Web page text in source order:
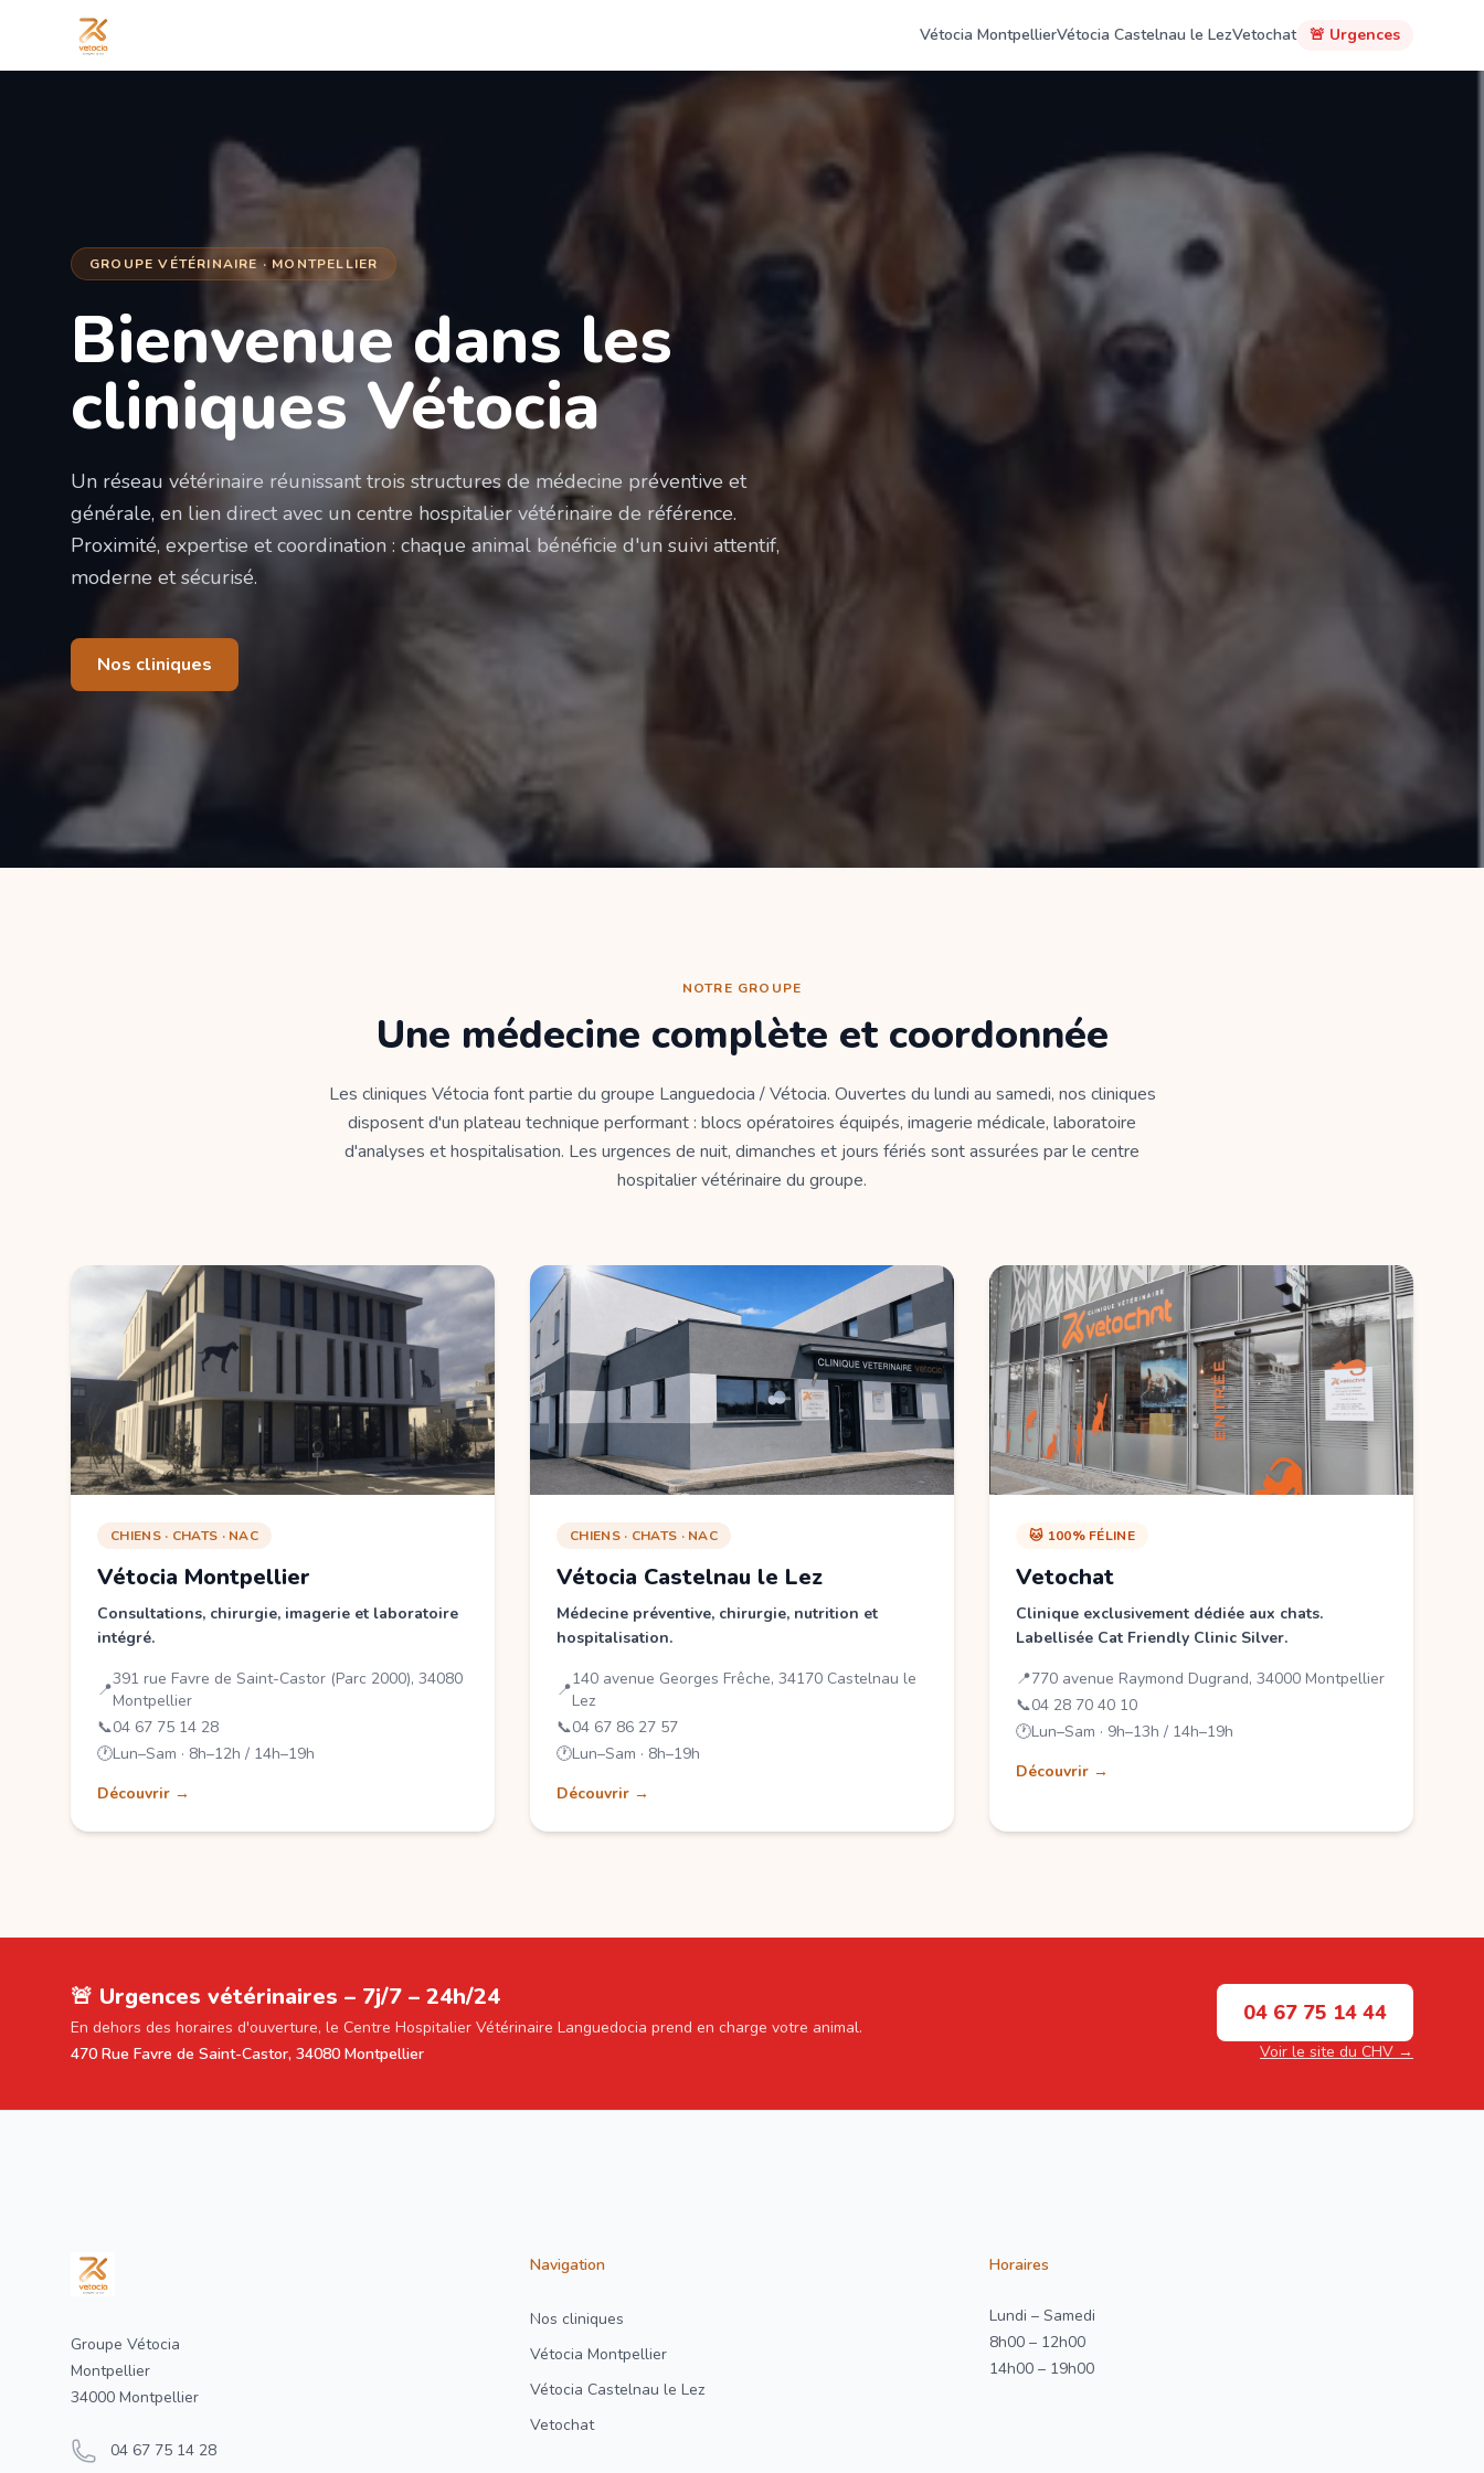
Vétocia MontpellierVétocia Castelnau le LezVetochat 🚨 Urgences
GROUPE VÉTÉRINAIRE · MONTPELLIER
Bienvenue dans les
cliniques Vétocia
Un réseau vétérinaire réunissant trois structures de médecine préventive et
générale, en lien direct avec un centre hospitalier vétérinaire de référence.
Proximité, expertise et coordination : chaque animal bénéficie d'un suivi attentif,
moderne et sécurisé.
Nos cliniques
NOTRE GROUPE
Une médecine complète et coordonnée
Les cliniques Vétocia font partie du groupe Languedocia / Vétocia. Ouvertes du lundi au samedi, nos cliniques
disposent d'un plateau technique performant : blocs opératoires équipés, imagerie médicale, laboratoire
d'analyses et hospitalisation. Les urgences de nuit, dimanches et jours fériés sont assurées par le centre
hospitalier vétérinaire du groupe.
CHIENS · CHATS · NAC
Vétocia Montpellier
Consultations, chirurgie, imagerie et laboratoire
intégré.
📍
391 rue Favre de Saint-Castor (Parc 2000), 34080
Montpellier
📞04 67 75 14 28
🕐Lun–Sam · 8h–12h / 14h–19h
Découvrir →
CHIENS · CHATS · NAC
Vétocia Castelnau le Lez
Médecine préventive, chirurgie, nutrition et
hospitalisation.
📍
140 avenue Georges Frêche, 34170 Castelnau le
Lez
📞04 67 86 27 57
🕐Lun–Sam · 8h–19h
Découvrir →
🐱 100% FÉLINE
Vetochat
Clinique exclusivement dédiée aux chats.
Labellisée Cat Friendly Clinic Silver.
📍770 avenue Raymond Dugrand, 34000 Montpellier
📞04 28 70 40 10
🕐Lun–Sam · 9h–13h / 14h–19h
Découvrir →
🚨 Urgences vétérinaires – 7j/7 – 24h/24
En dehors des horaires d'ouverture, le Centre Hospitalier Vétérinaire Languedocia prend en charge votre animal.
470 Rue Favre de Saint-Castor, 34080 Montpellier
04 67 75 14 44
Voir le site du CHV →
Groupe Vétocia
Montpellier
34000 Montpellier
04 67 75 14 28
Navigation
Nos cliniques
Vétocia Montpellier
Vétocia Castelnau le Lez
Vetochat
Horaires
Lundi – Samedi
8h00 – 12h00
14h00 – 19h00